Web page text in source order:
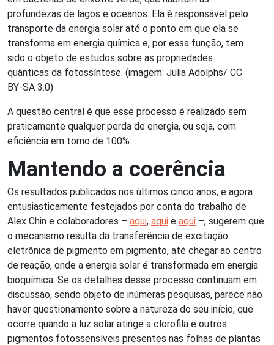
profundezas de lagos e oceanos. Ela é responsável pelo
transporte da energia solar até o ponto em que ela se
transforma em energia química e, por essa função, tem
sido o objeto de estudos sobre as propriedades
quânticas da fotossíntese. (imagem: Julia Adolphs/ CC
BY-SA 3.0)
A questão central é que esse processo é realizado sem
praticamente qualquer perda de energia, ou seja, com
eficiência em torno de 100%.
Mantendo a coerência
Os resultados publicados nos últimos cinco anos, e agora
entusiasticamente festejados por conta do trabalho de
Alex Chin e colaboradores – aqui, aqui e aqui –, sugerem que
o mecanismo resulta da transferência de excitação
eletrônica de pigmento em pigmento, até chegar ao centro
de reação, onde a energia solar é transformada em energia
bioquímica. Se os detalhes desse processo continuam em
discussão, sendo objeto de inúmeras pesquisas, parece não
haver questionamento sobre a natureza do seu início, que
ocorre quando a luz solar atinge a clorofila e outros
pigmentos fotossensíveis presentes nas folhas de plantas